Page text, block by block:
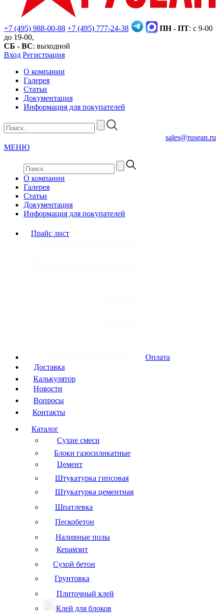
+7 (495) 988-00-88 +7 (495) 777-24-38 ПН - ПТ: с 9-00
до 19-00,
СБ - ВС: выходной
Вход Регистрация
О компании
Галерея
Статьи
Документация
Информация для покупателей
sales@rusean.ru
МЕНЮ
О компании
Галерея
Статьи
Документация
Информация для покупателей
Прайс лист
Оплата
Доставка
Калькулятор
Новости
Вопросы
Контакты
Каталог
Сухие смеси
Блоки газосиликатные
Цемент
Штукатурка гипсовая
Штукатурка цементная
Шпатлевка
Пескобетон
Наливные полы
Керамзит
Сухой бетон
Грунтовка
Плиточный клей
Клей для блоков